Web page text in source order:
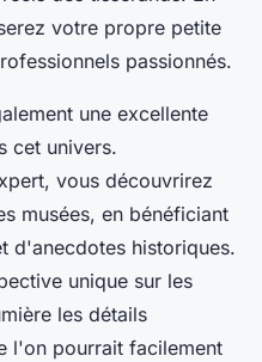
votre propre petite
passionnés.
une excellente
cet univers.
vous découvrirez
musées, en bénéficiant
d'anecdotes historiques.
unique sur les
les détails
l'on pourrait facilement